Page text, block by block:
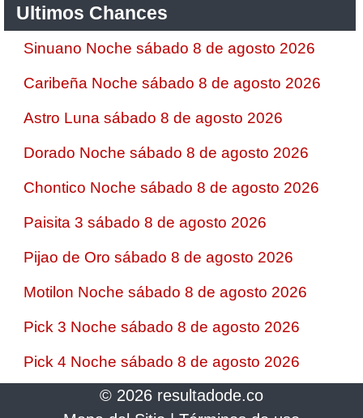
Ultimos Chances
Sinuano Noche sábado 8 de agosto 2026
Caribeña Noche sábado 8 de agosto 2026
Astro Luna sábado 8 de agosto 2026
Dorado Noche sábado 8 de agosto 2026
Chontico Noche sábado 8 de agosto 2026
Paisita 3 sábado 8 de agosto 2026
Pijao de Oro sábado 8 de agosto 2026
Motilon Noche sábado 8 de agosto 2026
Pick 3 Noche sábado 8 de agosto 2026
Pick 4 Noche sábado 8 de agosto 2026
© 2026 resultadode.co